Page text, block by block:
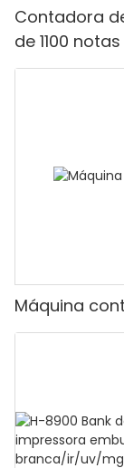
Contadora
de 1100
UV/
Máquina